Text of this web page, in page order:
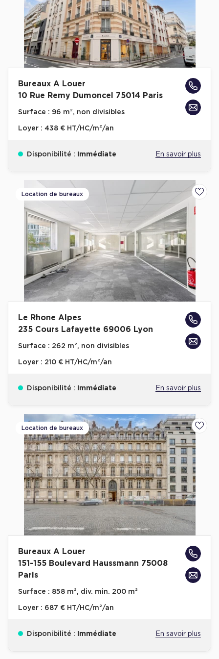
Achat de Commerces
Achat de Commerces à Nîmes
Achat de Commerces à Toulouse
Achat de Commerces à Marseille
Bureaux privés à Paris
Bureaux privés à Marseille
Bureaux privés à Neuilly-sur-Seine
Bureaux privés à Lille
Plateaux opérés
Plateaux opérés à Paris
Plateaux opérés à Lyon
Plateaux opérés à Neuilly-sur-Seine
Plateaux opérés à Saint-Ouen
Plateaux opérés à Boulogne-Billancourt
Bureaux privés avec terrasse
Guide & Conseils
Livrets blancs & Études
Cas Clients
Bureaux A Louer
10 Rue Remy Dumoncel 75014 Paris
Surface : 96 m², non divisibles
Loyer : 438 € HT/HC/m²/an
Disponibilité : Immédiate En savoir plus
Location de bureaux
Le Rhone Alpes
235 Cours Lafayette 69006 Lyon
Surface : 262 m², non divisibles
Loyer : 210 € HT/HC/m²/an
Disponibilité : Immédiate En savoir plus
Location de bureaux
Bureaux A Louer
151-155 Boulevard Haussmann 75008
Paris
Surface : 858 m², div. min. 200 m²
Loyer : 687 € HT/HC/m²/an
Disponibilité : Immédiate En savoir plus